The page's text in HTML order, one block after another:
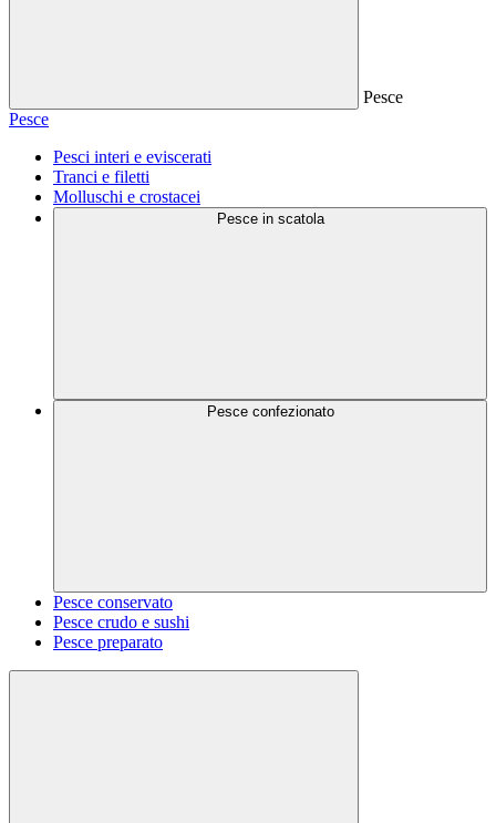
Pesce
Pesce
Pesci interi e eviscerati
Tranci e filetti
Molluschi e crostacei
Pesce in scatola
Pesce confezionato
Pesce conservato
Pesce crudo e sushi
Pesce preparato